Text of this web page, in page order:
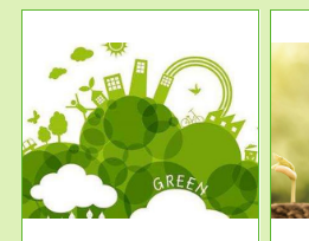
服务范围
土壤修复